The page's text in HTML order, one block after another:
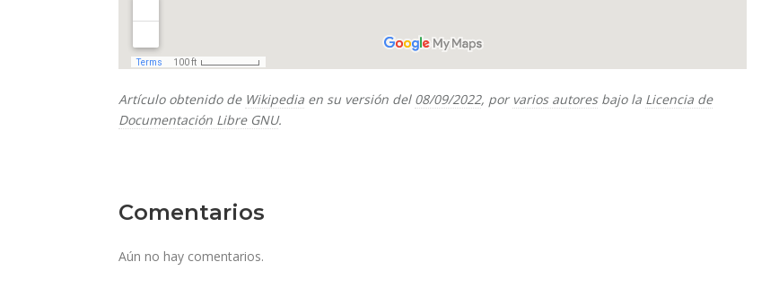
Artículo obtenido de Wikipedia en su versión del 08/09/2022, por varios autoresbajo la Licencia de
Documentación Libre GNU.
Comentarios
Aún no hay comentarios.